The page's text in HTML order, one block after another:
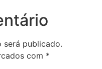
será publicado.
com *